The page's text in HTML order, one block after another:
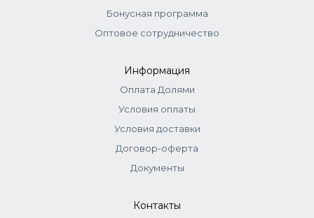
Бонусная программа
Оптовое сотрудничество
Информация
Оплата Долями
Условия оплаты
Условия доставки
Договор-оферта
Документы
Контакты